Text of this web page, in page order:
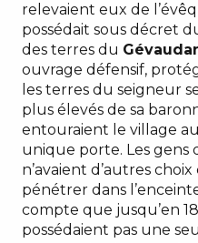
relevaient eux de
possédait sous décret
des terres du
ouvrage défensif,
les terres du seigneur
plus élevés de sa
entouraient le village
unique porte. Les gens
n’avaient d’autres
pénétrer dans
compte que jusqu’en
possédaient pas une